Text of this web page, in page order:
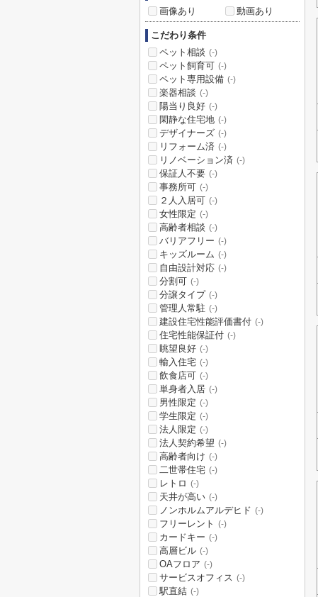
画像あり
動画あり
こだわり条件
ペット相談 (-)
ペット飼育可 (-)
ペット専用設備 (-)
楽器相談 (-)
陽当り良好 (-)
閑静な住宅地 (-)
デザイナーズ (-)
リフォーム済 (-)
リノベーション済 (-)
保証人不要 (-)
事務所可 (-)
２人入居可 (-)
女性限定 (-)
高齢者相談 (-)
バリアフリー (-)
キッズルーム (-)
自由設計対応 (-)
分割可 (-)
分譲タイプ (-)
管理人常駐 (-)
建設住宅性能評価書付 (-)
住宅性能保証付 (-)
眺望良好 (-)
輸入住宅 (-)
飲食店可 (-)
単身者入居 (-)
男性限定 (-)
学生限定 (-)
法人限定 (-)
法人契約希望 (-)
高齢者向け (-)
二世帯住宅 (-)
レトロ (-)
天井が高い (-)
ノンホルムアルデヒド (-)
フリーレント (-)
カードキー (-)
高層ビル (-)
OAフロア (-)
サービスオフィス (-)
駅直結 (-)